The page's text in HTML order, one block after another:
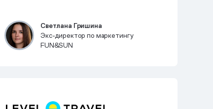
Светлана Гришина
Экс-директор по маркетингу
FUN&SUN